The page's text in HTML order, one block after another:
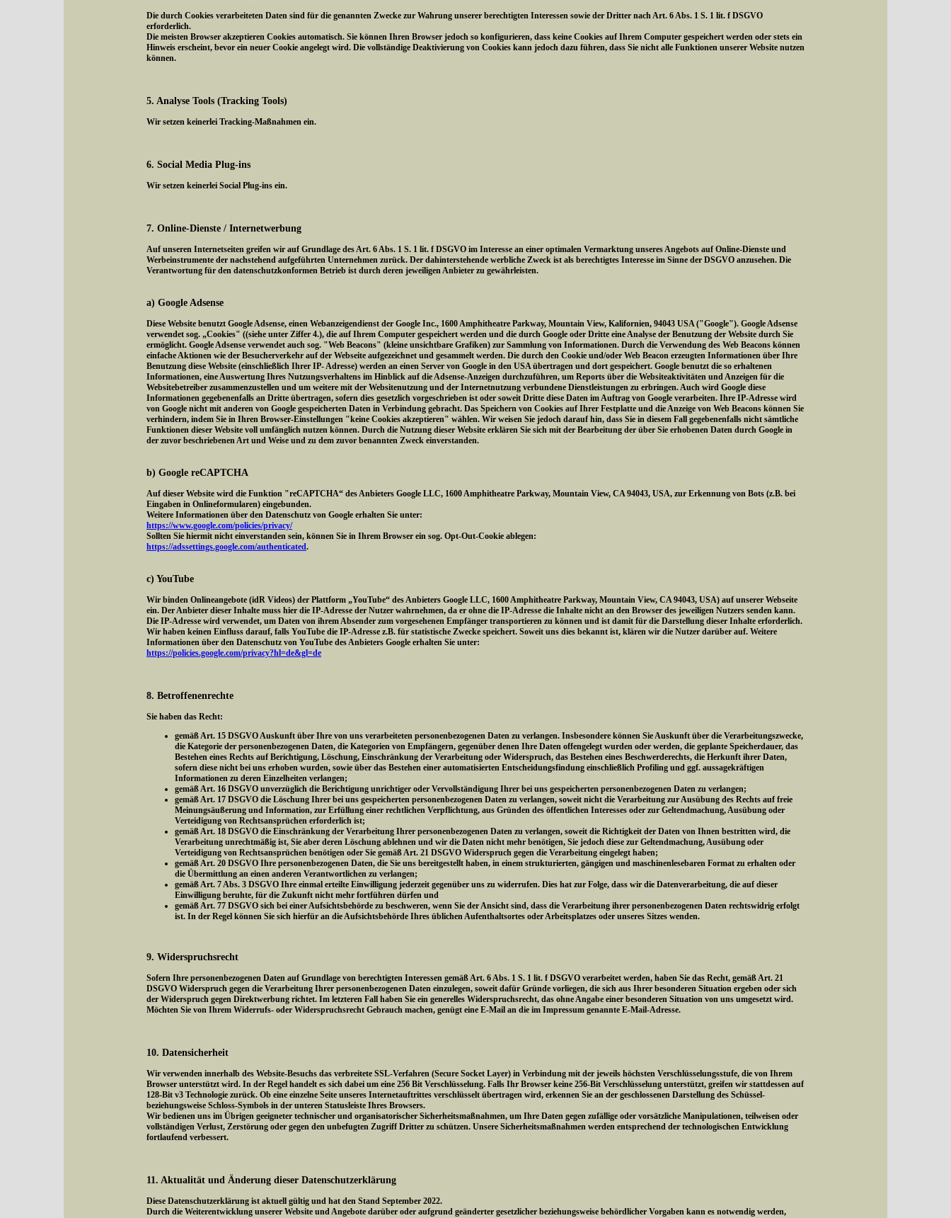
Die durch Cookies verarbeiteten Daten sind für die genannten Zwecke zur Wahrung unserer berechtigten Interessen sowie der Dritter nach Art. 6 Abs. 1 S. 1 lit. f DSGVO
erforderlich.
Die meisten Browser akzeptieren Cookies automatisch. Sie können Ihren Browser jedoch so konfigurieren, dass keine Cookies auf Ihrem Computer gespeichert werden oder stets ein
Hinweis erscheint, bevor ein neuer Cookie angelegt wird. Die vollständige Deaktivierung von Cookies kann jedoch dazu führen, dass Sie nicht alle Funktionen unserer Website nutzen
können.
5. Analyse Tools (Tracking Tools)
Wir setzen keinerlei Tracking-Maßnahmen ein.
6. Social Media Plug-ins
Wir setzen keinerlei Social Plug-ins ein.
7. Online-Dienste / Internetwerbung
Auf unseren Internetseiten greifen wir auf Grundlage des Art. 6 Abs. 1 S. 1 lit. f DSGVO im Interesse an einer optimalen Vermarktung unseres Angebots auf Online-Dienste und
Werbeinstrumente der nachstehend aufgeführten Unternehmen zurück. Der dahinterstehende werbliche Zweck ist als berechtigtes Interesse im Sinne der DSGVO anzusehen. Die
Verantwortung für den datenschutzkonformen Betrieb ist durch deren jeweiligen Anbieter zu gewährleisten.
a) Google Adsense
Diese Website benutzt Google Adsense, einen Webanzeigendienst der Google Inc., 1600 Amphitheatre Parkway, Mountain View, Kalifornien, 94043 USA ("Google"). Google Adsense
verwendet sog. „Cookies" ((siehe unter Ziffer 4.), die auf Ihrem Computer gespeichert werden und die durch Google oder Dritte eine Analyse der Benutzung der Website durch Sie
ermöglicht. Google Adsense verwendet auch sog. "Web Beacons" (kleine unsichtbare Grafiken) zur Sammlung von Informationen. Durch die Verwendung des Web Beacons können
einfache Aktionen wie der Besucherverkehr auf der Webseite aufgezeichnet und gesammelt werden. Die durch den Cookie und/oder Web Beacon erzeugten Informationen über Ihre
Benutzung diese Website (einschließlich Ihrer IP- Adresse) werden an einen Server von Google in den USA übertragen und dort gespeichert. Google benutzt die so erhaltenen
Informationen, eine Auswertung Ihres Nutzungsverhaltens im Hinblick auf die Adsense-Anzeigen durchzuführen, um Reports über die Websiteaktivitäten und Anzeigen für die
Websitebetreiber zusammenzustellen und um weitere mit der Websitenutzung und der Internetnutzung verbundene Dienstleistungen zu erbringen. Auch wird Google diese
Informationen gegebenenfalls an Dritte übertragen, sofern dies gesetzlich vorgeschrieben ist oder soweit Dritte diese Daten im Auftrag von Google verarbeiten. Ihre IP-Adresse wird
von Google nicht mit anderen von Google gespeicherten Daten in Verbindung gebracht. Das Speichern von Cookies auf Ihrer Festplatte und die Anzeige von Web Beacons können Sie
verhindern, indem Sie in Ihren Browser-Einstellungen "keine Cookies akzeptieren" wählen. Wir weisen Sie jedoch darauf hin, dass Sie in diesem Fall gegebenenfalls nicht sämtliche
Funktionen dieser Website voll umfänglich nutzen können. Durch die Nutzung dieser Website erklären Sie sich mit der Bearbeitung der über Sie erhobenen Daten durch Google in
der zuvor beschriebenen Art und Weise und zu dem zuvor benannten Zweck einverstanden.
b) Google reCAPTCHA
Auf dieser Website wird die Funktion "reCAPTCHA“ des Anbieters Google LLC, 1600 Amphitheatre Parkway, Mountain View, CA 94043, USA, zur Erkennung von Bots (z.B. bei
Eingaben in Onlineformularen) eingebunden.
Weitere Informationen über den Datenschutz von Google erhalten Sie unter:
https://www.google.com/policies/privacy/
Sollten Sie hiermit nicht einverstanden sein, können Sie in Ihrem Browser ein sog. Opt-Out-Cookie ablegen:
https://adssettings.google.com/authenticated.
c) YouTube
Wir binden Onlineangebote (idR Videos) der Plattform „YouTube“ des Anbieters Google LLC, 1600 Amphitheatre Parkway, Mountain View, CA 94043, USA) auf unserer Webseite
ein. Der Anbieter dieser Inhalte muss hier die IP-Adresse der Nutzer wahrnehmen, da er ohne die IP-Adresse die Inhalte nicht an den Browser des jeweiligen Nutzers senden kann.
Die IP-Adresse wird verwendet, um Daten von ihrem Absender zum vorgesehenen Empfänger transportieren zu können und ist damit für die Darstellung dieser Inhalte erforderlich.
Wir haben keinen Einfluss darauf, falls YouTube die IP-Adresse z.B. für statistische Zwecke speichert. Soweit uns dies bekannt ist, klären wir die Nutzer darüber auf. Weitere
Informationen über den Datenschutz von YouTube des Anbieters Google erhalten Sie unter:
https://policies.google.com/privacy?hl=de&gl=de
8. Betroffenenrechte
Sie haben das Recht:
gemäß Art. 15 DSGVO Auskunft über Ihre von uns verarbeiteten personenbezogenen Daten zu verlangen. Insbesondere können Sie Auskunft über die Verarbeitungszwecke,
die Kategorie der personenbezogenen Daten, die Kategorien von Empfängern, gegenüber denen Ihre Daten offengelegt wurden oder werden, die geplante Speicherdauer, das
Bestehen eines Rechts auf Berichtigung, Löschung, Einschränkung der Verarbeitung oder Widerspruch, das Bestehen eines Beschwerderechts, die Herkunft ihrer Daten,
sofern diese nicht bei uns erhoben wurden, sowie über das Bestehen einer automatisierten Entscheidungsfindung einschließlich Profiling und ggf. aussagekräftigen
Informationen zu deren Einzelheiten verlangen;
gemäß Art. 16 DSGVO unverzüglich die Berichtigung unrichtiger oder Vervollständigung Ihrer bei uns gespeicherten personenbezogenen Daten zu verlangen;
gemäß Art. 17 DSGVO die Löschung Ihrer bei uns gespeicherten personenbezogenen Daten zu verlangen, soweit nicht die Verarbeitung zur Ausübung des Rechts auf freie
Meinungsäußerung und Information, zur Erfüllung einer rechtlichen Verpflichtung, aus Gründen des öffentlichen Interesses oder zur Geltendmachung, Ausübung oder
Verteidigung von Rechtsansprüchen erforderlich ist;
gemäß Art. 18 DSGVO die Einschränkung der Verarbeitung Ihrer personenbezogenen Daten zu verlangen, soweit die Richtigkeit der Daten von Ihnen bestritten wird, die
Verarbeitung unrechtmäßig ist, Sie aber deren Löschung ablehnen und wir die Daten nicht mehr benötigen, Sie jedoch diese zur Geltendmachung, Ausübung oder
Verteidigung von Rechtsansprüchen benötigen oder Sie gemäß Art. 21 DSGVO Widerspruch gegen die Verarbeitung eingelegt haben;
gemäß Art. 20 DSGVO Ihre personenbezogenen Daten, die Sie uns bereitgestellt haben, in einem strukturierten, gängigen und maschinenlesebaren Format zu erhalten oder
die Übermittlung an einen anderen Verantwortlichen zu verlangen;
gemäß Art. 7 Abs. 3 DSGVO Ihre einmal erteilte Einwilligung jederzeit gegenüber uns zu widerrufen. Dies hat zur Folge, dass wir die Datenverarbeitung, die auf dieser
Einwilligung beruhte, für die Zukunft nicht mehr fortführen dürfen und
gemäß Art. 77 DSGVO sich bei einer Aufsichtsbehörde zu beschweren, wenn Sie der Ansicht sind, dass die Verarbeitung ihrer personenbezogenen Daten rechtswidrig erfolgt
ist. In der Regel können Sie sich hierfür an die Aufsichtsbehörde Ihres üblichen Aufenthaltsortes oder Arbeitsplatzes oder unseres Sitzes wenden.
9. Widerspruchsrecht
Sofern Ihre personenbezogenen Daten auf Grundlage von berechtigten Interessen gemäß Art. 6 Abs. 1 S. 1 lit. f DSGVO verarbeitet werden, haben Sie das Recht, gemäß Art. 21
DSGVO Widerspruch gegen die Verarbeitung Ihrer personenbezogenen Daten einzulegen, soweit dafür Gründe vorliegen, die sich aus Ihrer besonderen Situation ergeben oder sich
der Widerspruch gegen Direktwerbung richtet. Im letzteren Fall haben Sie ein generelles Widerspruchsrecht, das ohne Angabe einer besonderen Situation von uns umgesetzt wird.
Möchten Sie von Ihrem Widerrufs- oder Widerspruchsrecht Gebrauch machen, genügt eine E-Mail an die im Impressum genannte E-Mail-Adresse.
10. Datensicherheit
Wir verwenden innerhalb des Website-Besuchs das verbreitete SSL-Verfahren (Secure Socket Layer) in Verbindung mit der jeweils höchsten Verschlüsselungsstufe, die von Ihrem
Browser unterstützt wird. In der Regel handelt es sich dabei um eine 256 Bit Verschlüsselung. Falls Ihr Browser keine 256-Bit Verschlüsselung unterstützt, greifen wir stattdessen auf
128-Bit v3 Technologie zurück. Ob eine einzelne Seite unseres Internetauftrittes verschlüsselt übertragen wird, erkennen Sie an der geschlossenen Darstellung des Schüssel-
beziehungsweise Schloss-Symbols in der unteren Statusleiste Ihres Browsers.
Wir bedienen uns im Übrigen geeigneter technischer und organisatorischer Sicherheitsmaßnahmen, um Ihre Daten gegen zufällige oder vorsätzliche Manipulationen, teilweisen oder
vollständigen Verlust, Zerstörung oder gegen den unbefugten Zugriff Dritter zu schützen. Unsere Sicherheitsmaßnahmen werden entsprechend der technologischen Entwicklung
fortlaufend verbessert.
11. Aktualität und Änderung dieser Datenschutzerklärung
Diese Datenschutzerklärung ist aktuell gültig und hat den Stand September 2022.
Durch die Weiterentwicklung unserer Website und Angebote darüber oder aufgrund geänderter gesetzlicher beziehungsweise behördlicher Vorgaben kann es notwendig werden,